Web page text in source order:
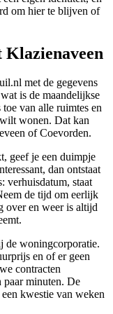
om hier te blijven of
met de gegevens
is de maandelijkse
van alle ruimtes en
wonen. Dat kan
ofCoevorden.
geef je een duimpje
dan ontstaat
verhuisdatum, staat
de tijd om eerlijk
over en weer is altijd
de woningcorporatie.
en of er geen
contracten
paar minuten. De
kwestie van weken